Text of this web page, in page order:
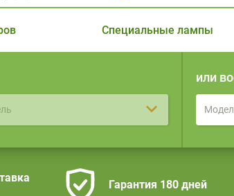
Специальные лампы
или
Гарантия 180 дней